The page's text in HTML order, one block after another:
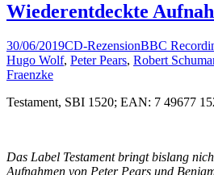
Wiederentdeckte
30/06/2019CD-RezensionBBC
Hugo Wolf, Peter Pears, Robert
Fraenzke
Testament, SBI 1520; EAN: 7 49677
Das Label Testament bringt bislang
Aufnahmen von Peter Pears und